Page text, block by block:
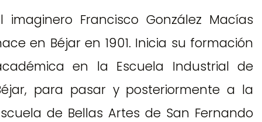
imaginero Francisco González Macías
en Béjar en 1901. Inicia su formación
en la Escuela Industrial de
para pasar y posteriormente a la
de Bellas Artes de San Fernando